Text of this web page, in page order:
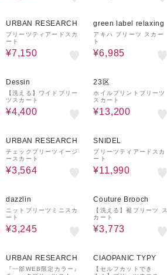
URBAN RESEARCH
プリーツティアードスカ
ート
¥7,150
green label relaxing
アキハ プリーツ スカー
ト
¥6,985
Dessin
【洗える】ワイドプリー
ツスカート
¥4,400
23区
ホイルプリントプリーツ
スカート
¥13,200
URBAN RESEARCH
チェックプリーツイージ
ースカート
¥3,564
SNIDEL
プリーツティアードスカ
ート
¥11,990
dazzlin
ニットプリーツミニスカ
ート
¥3,245
Couture Brooch
【洗える】裾プリーツ ス
カート
¥3,773
URBAN RESEARCH
『一部WEB限定カラー』
CIAOPANIC TYPY
【セルフカットでき